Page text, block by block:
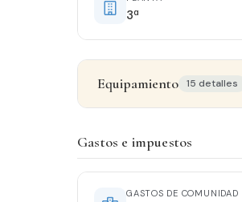
3ª
Equipamiento 15 detalles
Gastos e impuestos
GASTOS DE COMUNIDAD